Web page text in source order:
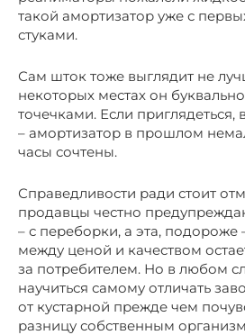
такой амортизатор уже с
стуками.
Сам шток тоже выглядит не
некоторых местах он
точечками. Если
– амортизатор в прошлом
часы сочтены.
Справедливости ради стоит
продавцы честно
– с переборки, а эта, подороже
между ценой и качеством
за потребителем. Но в любом
научиться самому отличать
от кустарной прежде чем
разницу собственным